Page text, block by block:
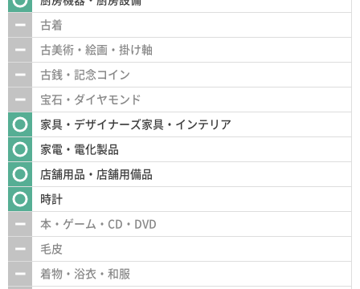
古着
古美術・絵画・掛け軸
古銭・記念コイン
宝石・ダイヤモンド
家具・デザイナーズ家具・インテリア
家電・電化製品
店舗用品・店舗用備品
時計
本・ゲーム・CD・DVD
毛皮
着物・浴衣・和服